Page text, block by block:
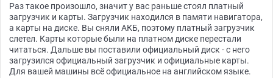
Раз такое произошло, значит у вас раньше стоял платный
загрузчик и карты. Загрузчик находился в памяти навигатора,
а карты на диске. Вы сняли АКБ, поэтому платный загрузчик
слетел. Карты которые были на платном диске перестали
читаться. Дальше вы поставили официальный диск - с него
загрузился официальный загрузчик и официальные карты.
Для вашей машины всё официальное на английском языке.